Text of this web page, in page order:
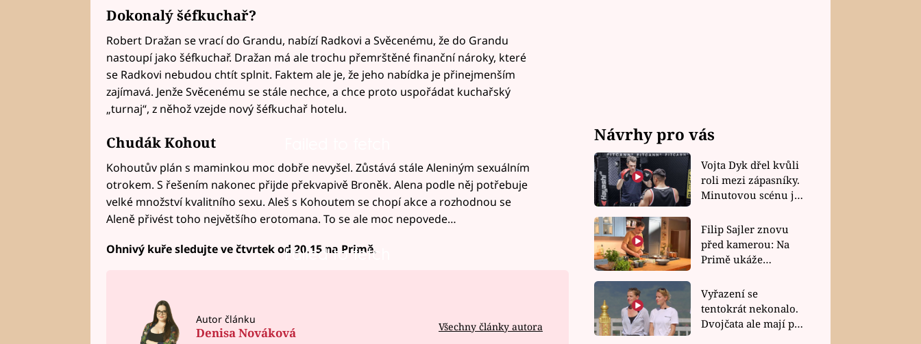
Dokonalý šéfkuchař?
Robert Dražan se vrací do Grandu, nabízí Radkovi a Svěcenému, že do Grandu
nastoupí jako šéfkuchař. Dražan má ale trochu přemrštěné finanční nároky, které
se Radkovi nebudou chtít splnit. Faktem ale je, že jeho nabídka je přinejmenším
zajímavá. Jenže Svěcenému se stále nechce, a chce proto uspořádat kuchařský
„turnaj“, z něhož vzejde nový šéfkuchař hotelu.
Chudák Kohout
Kohoutův plán s maminkou moc dobře nevyšel. Zůstává stále Aleniným sexuálním
otrokem. S řešením nakonec přijde překvapivě Broněk. Alena podle něj potřebuje
velké množství kvalitního sexu. Aleš s Kohoutem se chopí akce a rozhodnou se
Aleně přivést toho největšího erotomana. To se ale moc nepovede…
Failed to fetch
Ohnivý kuře sledujte ve čtvrtek od 20.15 na Primě.
Autor článku
Denisa Nováková Všechny články autora
Návrhy pro vás
Vojta Dyk dřel kvůli
roli mezi zápasníky.
Minutovou scénu jel
Filip Sajler znovu
před kamerou: Na
Primě ukáže
rychlé recepty
Vyřazení se
tentokrát nekonalo.
Dvojčata ale mají po